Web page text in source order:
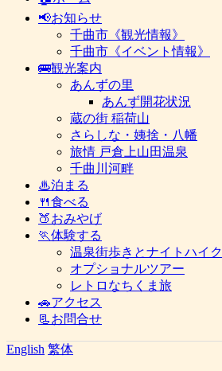
📢お知らせ
千曲市《観光情報》
千曲市《イベント情報》
🚌観光案内
あんずの里
あんず開花状況
蔵の街 稲荷山
さらしな・姨捨・八幡
旅情 戸倉上山田温泉
千曲川河畔
♨泊まる
🍴食べる
🍑おみやげ
🏃体験する
温泉街歩きとナイトハイク
オプショナルツアー
レトロなちくま旅
🚗アクセス
📃お問合せ
English 繁体